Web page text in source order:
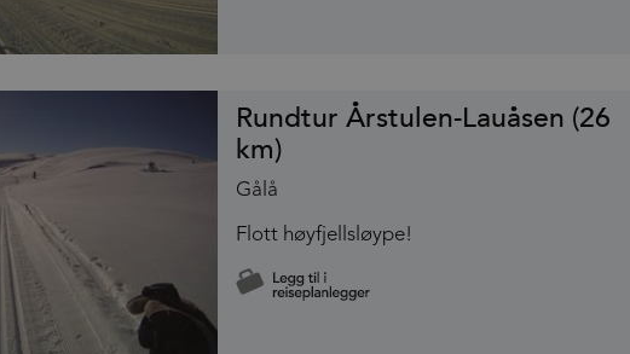
Rundtur Årstulen-Lauåsen (26
km)
Gålå
Flott høyfjellsløype!